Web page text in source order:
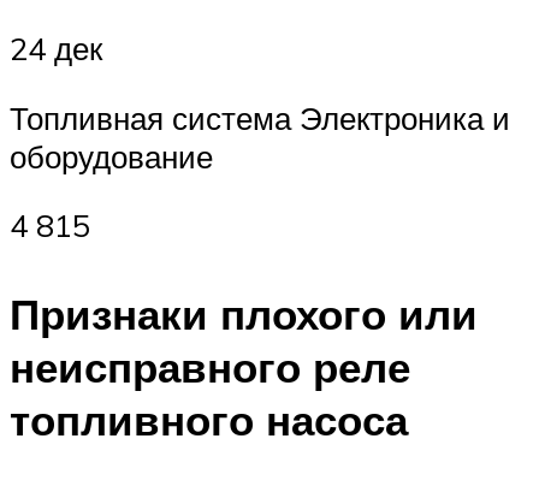
24 дек
Топливная система Электроника и
оборудование
4 815
Признаки плохого или
неисправного реле
топливного насоса